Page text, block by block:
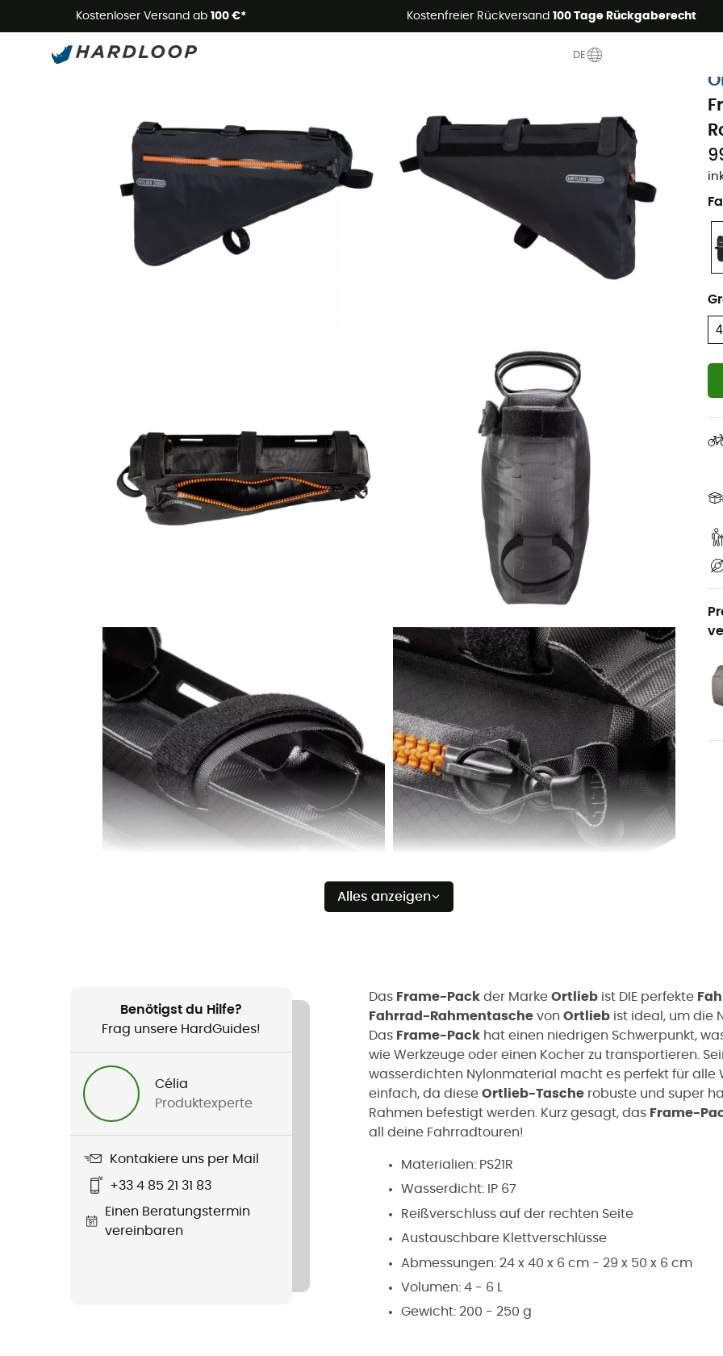
Kostenloser Versand ab 100 €* Kostenfreier Rückversand 100 Tage Rückgaberecht
DE
Sommerangebote🔥 -5% EXTRA ab 2 Produkten* Code Summer5
Alles anzeigen
Benötigst du Hilfe?
Frag unsere HardGuides!
Célia
Produktexperte
Kontakiere uns per Mail
+33 4 85 21 31 83
Einen Beratungstermin
vereinbaren
Das Frame-Pack der Marke Ortlieb ist DIE perfekte
Fahrrad-Rahmentasche von Ortlieb ist ideal, um die
Das Frame-Pack hat einen niedrigen Schwerpunkt,
wie Werkzeuge oder einen Kocher zu transportieren.
wasserdichten Nylonmaterial macht es perfekt für alle
einfach, da diese Ortlieb-Tasche robuste und super
Rahmen befestigt werden. Kurz gesagt, das Frame-
all deine Fahrradtouren!
Materialien: PS21R
Wasserdicht: IP 67
Reißverschluss auf der rechten Seite
Austauschbare Klettverschlüsse
Abmessungen: 24 x 40 x 6 cm - 29 x 50 x 6 cm
Volumen: 4 - 6 L
Gewicht: 200 - 250 g